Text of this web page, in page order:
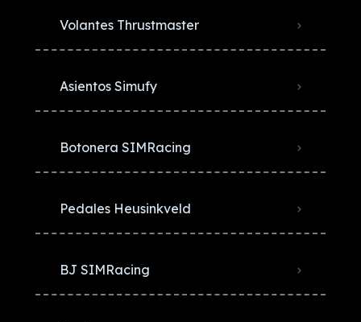
Volantes Thrustmaster
Asientos Simufy
Botonera SIMRacing
Pedales Heusinkveld
BJ SIMRacing